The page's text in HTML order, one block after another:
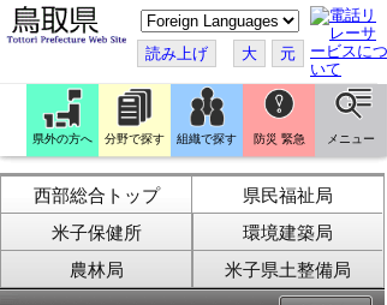
こ
の
ペ
ー
ジ
を
翻
訳
す
る
読み上げ 大 元
県外の方へ 分野で探す 組織で探す 防災 緊急 メニュー
西部総合トップ
県民福祉局
米子保健所
環境建築局
農林局
米子県土整備局